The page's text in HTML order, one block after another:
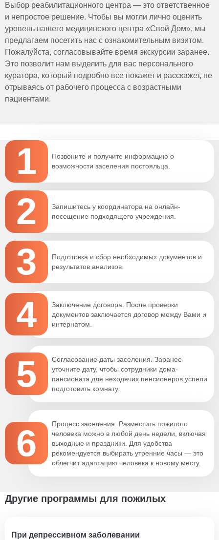
Выбор реабилитационного центра — это ответственное
и непростое решение. Чтобы вы могли лично оценить
уровень нашего медицинского центра «Свой Дом», мы
предлагаем посетить нас с ознакомительным визитом.
Пожалуйста, согласовывайте время экскурсии заранее.
Это позволит нам выделить для вас персонального
куратора, который подробно все покажет и расскажет, не
отрываясь от рабочего процесса с возрастными
пациентами.
1
Позвоните и получите информацию о
возможности заселения постояльца.
2
Запишитесь у координатора на онлайн-
посещение подходящего учреждения.
3
Подготовка и сбор необходимых документов и
результатов анализов.
4
Заключение договора. После проверки
документов заключается договор между Вами и
интернатом.
5
Согласование даты заселения. Заранее
уточните дату, чтобы сотрудники дома-
пансионата для неходячих пенсионеров успели
подготовить комнату.
6
Процесс заселения. Разместить пожилого
человека можно в любой день недели, включая
выходные и праздники. Для удобства
рекомендуется выбирать утренние часы — это
облегчит адаптацию человека к новому месту.
Другие программы для пожилых
При депрессивном заболевании